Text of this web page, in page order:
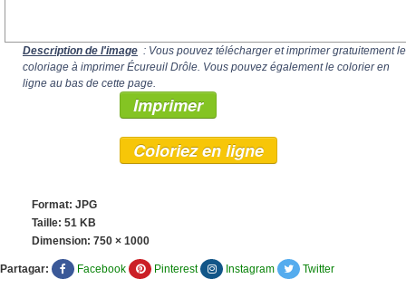
Description de l'image : Vous pouvez télécharger et imprimer gratuitement le
coloriage à imprimer Écureuil Drôle. Vous pouvez également le colorier en
ligne au bas de cette page.
Imprimer
Coloriez en ligne
Format: JPG
Taille: 51 KB
Dimension: 750 × 1000
Partagar: Facebook Pinterest Instagram Twitter